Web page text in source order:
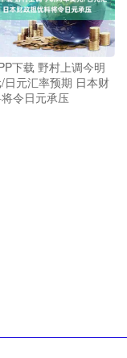
下载 野村上调今明
日元汇率预期 日本财
令日元承压